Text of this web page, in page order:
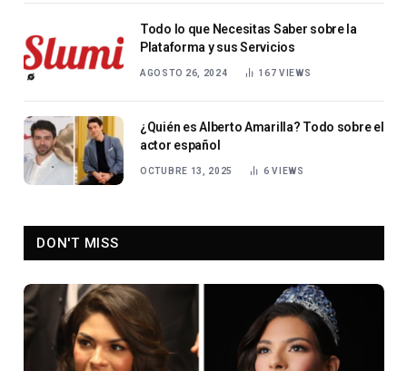
Todo lo que Necesitas Saber sobre la
Plataforma y sus Servicios
AGOSTO 26, 2024 167VIEWS
¿Quién es Alberto Amarilla? Todo sobre el
actor español
OCTUBRE 13, 2025 6VIEWS
DON'T MISS